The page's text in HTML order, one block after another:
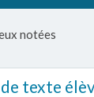
notées
texte